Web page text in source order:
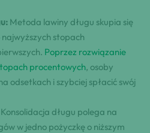
Metoda lawiny długu skupia się
najwyższych stopach
Poprzez rozwiązanie
procentowych, osoby
odsetkach i szybciej spłacić swój
Konsolidacja długu polega na
w jedno pożyczkę o niższym